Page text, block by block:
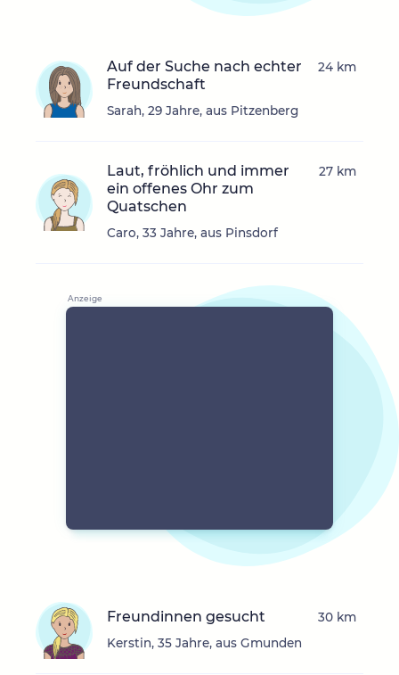
Auf der Suche nach echter
Freundschaft
Sarah, 29 Jahre, aus Pitzenberg
24 km
Laut, fröhlich und immer
ein offenes Ohr zum
Quatschen
Caro, 33 Jahre, aus Pinsdorf
27 km
Freundinnen gesucht
Kerstin, 35 Jahre, aus Gmunden
30 km